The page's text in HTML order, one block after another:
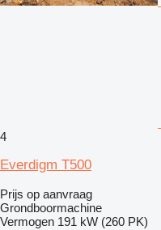
4
Everdigm T500
Prijs op aanvraag
Grondboormachine
Vermogen 191 kW (260 PK)